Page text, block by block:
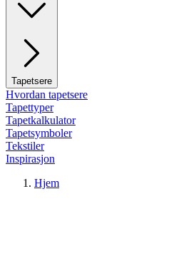
Tapetsere
Hvordan tapetsere
Tapettyper
Tapetkalkulator
Tapetsymboler
Tekstiler
Inspirasjon
Hjem